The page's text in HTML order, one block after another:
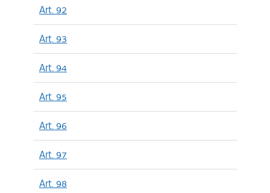
Art. 92
Art. 93
Art. 94
Art. 95
Art. 96
Art. 97
Art. 98